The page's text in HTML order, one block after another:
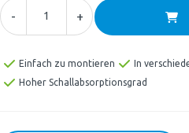
- +
Einfach zu montieren
In
Hoher Schallabsorptionsgrad